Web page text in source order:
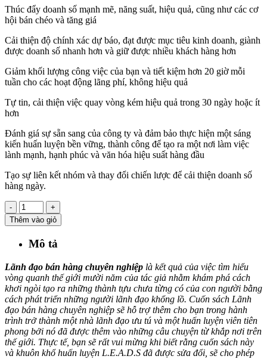
Thúc đẩy doanh số mạnh mẽ, năng suất, hiệu quả, cũng như các cơ
hội bán chéo và tăng giá
Cải thiện độ chính xác dự báo, đạt được mục tiêu kinh doanh, giành
được doanh số nhanh hơn và giữ được nhiều khách hàng hơn
Giảm khối lượng công việc của bạn và tiết kiệm hơn 20 giờ mỗi
tuần cho các hoạt động lãng phí, không hiệu quả
Tự tin, cải thiện việc quay vòng kém hiệu quả trong 30 ngày hoặc ít
hơn
Đánh giá sự sẵn sang của công ty và đảm bảo thực hiện một sáng
kiến huấn luyện bền vững, thành công để tạo ra một nơi làm việc
lành mạnh, hạnh phúc và văn hóa hiệu suất hàng đầu
Tạo sự liên kết nhóm và thay đổi chiến lược để cải thiện doanh số
hàng ngày.
-
+
Thêm vào giỏ
Mô tả
Lãnh đạo bán hàng chuyên nghiệp là kết quả của việc tìm hiểu
vòng quanh thế giới mười năm của tác giả nhằm khám phá cách
khơi ngòi tạo ra những thành tựu chưa từng có của con người bằng
cách phát triển những người lãnh đạo khổng lồ. Cuốn sách Lãnh
đạo bán hàng chuyên nghiệp sẽ hỗ trợ thêm cho bạn trong hành
trình trở thành một nhà lãnh đạo ưu tú và một huấn luyện viên tiên
phong bởi nó đã được thêm vào những câu chuyện từ khắp nơi trên
thế giới. Thực tế, bạn sẽ rất vui mừng khi biết rằng cuốn sách này
và khuôn khổ huấn luyện L.E.A.D.S đã được sửa đổi, sẽ cho phép